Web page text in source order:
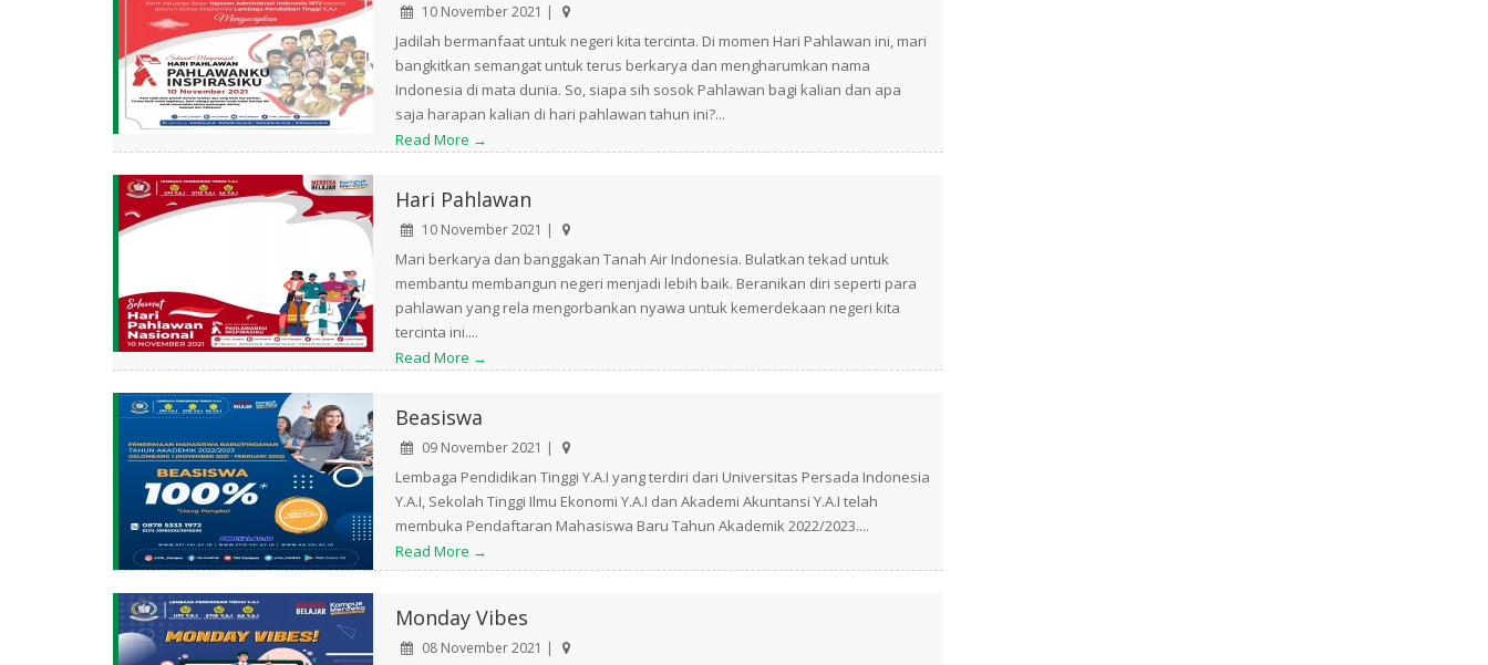
10 November 2021 |
Jadilah bermanfaat untuk negeri kita tercinta. Di momen Hari Pahlawan ini, mari
bangkitkan semangat untuk terus berkarya dan mengharumkan nama
Indonesia di mata dunia. So, siapa sih sosok Pahlawan bagi kalian dan apa
saja harapan kalian di hari pahlawan tahun ini?...
Read More →
Hari Pahlawan
10 November 2021 |
Mari berkarya dan banggakan Tanah Air Indonesia. Bulatkan tekad untuk
membantu membangun negeri menjadi lebih baik. Beranikan diri seperti para
pahlawan yang rela mengorbankan nyawa untuk kemerdekaan negeri kita
tercinta ini....
Read More →
Beasiswa
09 November 2021 |
Lembaga Pendidikan Tinggi Y.A.I yang terdiri dari Universitas Persada Indonesia
Y.A.I, Sekolah Tinggi Ilmu Ekonomi Y.A.I dan Akademi Akuntansi Y.A.I telah
membuka Pendaftaran Mahasiswa Baru Tahun Akademik 2022/2023....
Read More →
Monday Vibes
08 November 2021 |